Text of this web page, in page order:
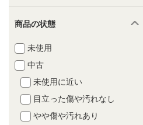
商品の状態
未使用
中古
未使用に近い
目立った傷や汚れなし
やや傷や汚れあり